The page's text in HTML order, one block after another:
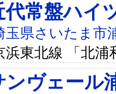
代常盤ハイ
玉県さいたま市
浜東北線 「北浦
ンヴェール